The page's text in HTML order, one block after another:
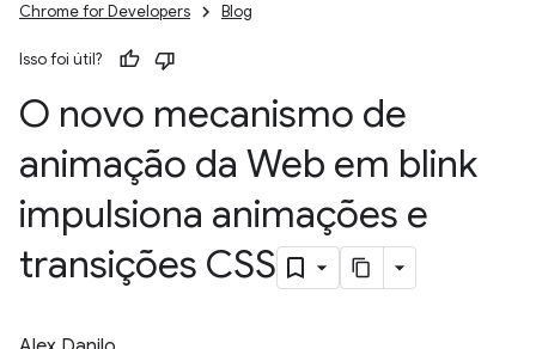
Chrome for Developers Blog
Isso foi útil?
O novo mecanismo de
animação da Web em blink
impulsiona animações e
transições CSS